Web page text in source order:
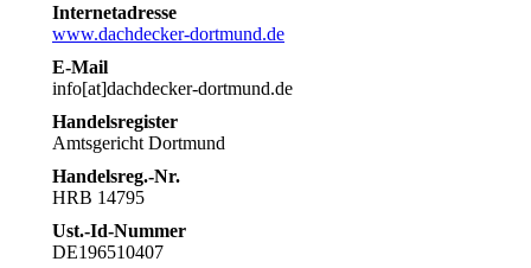
Internetadresse
www.dachdecker-dortmund.de
E-Mail
info[at]dachdecker-dortmund.de
Handelsregister
Amtsgericht Dortmund
Handelsreg.-Nr.
HRB 14795
Ust.-Id-Nummer
DE196510407